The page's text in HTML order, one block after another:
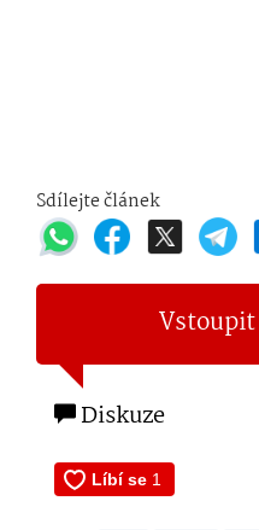
Sdílejte článek
Diskuze